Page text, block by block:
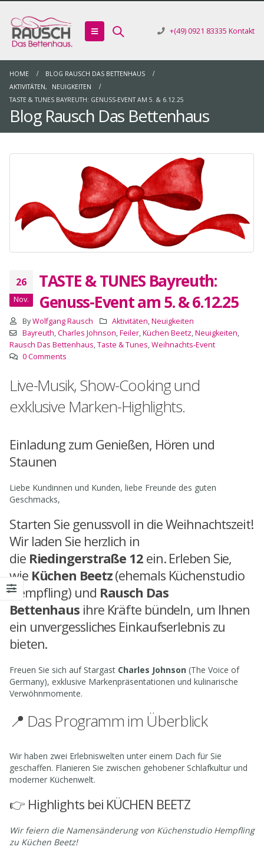
+(49) 0921 83335 Kontakt
HOME
BLOG RAUSCH DAS BETTENHAUS
AKTIVITÄTEN,
NEUIGKEITEN
TASTE & TUNES BAYREUTH: GENUSS-EVENT AM 5. & 6.12.25
Blog Rausch Das Bettenhaus
26
Nov.
TASTE & TUNES Bayreuth:
Genuss-Event am 5. & 6.12.25
By Wolfgang Rausch Aktivitäten,Neuigkeiten
Bayreuth,Charles Johnson,Feiler,Küchen Beetz,Neuigkeiten,
Rausch Das Bettenhaus,Taste & Tunes,Weihnachts-Event
0 Comments
Live-Musik, Show-Cooking und
exklusive Marken-Highlights.
Einladung zum Genießen, Hören und
Staunen
Liebe Kundinnen und Kunden, liebe Freunde des guten
Geschmacks,
Starten Sie genussvoll in die Weihnachtszeit!
Wir laden Sie herzlich in
die Riedingerstraße 12ein. Erleben Sie,
wie Küchen Beetz(ehemals Küchenstudio
Hempfling) und Rausch Das
Bettenhaus ihre Kräfte bündeln, um Ihnen
ein unvergessliches Einkaufserlebnis zu
bieten.
Freuen Sie sich auf Stargast Charles Johnson (The Voice of
Germany), exklusive Markenpräsentationen und kulinarische
Verwöhnmomente.
📍 Das Programm im Überblick
Wir haben zwei Erlebniswelten unter einem Dach für Sie
geschaffen. Flanieren Sie zwischen gehobener Schlafkultur und
moderner Küchenwelt.
👉 Highlights bei KÜCHEN BEETZ
Wir feiern die Namensänderung von Küchenstudio Hempfling
zu Küchen Beetz!